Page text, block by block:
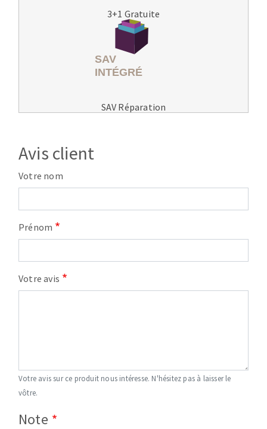
3+1 Gratuite
SAV Réparation
Avis client
Votre nom
Prénom
Votre avis
Votre avis sur ce produit nous intéresse. N'hésitez pas à laisser le
vôtre.
Note